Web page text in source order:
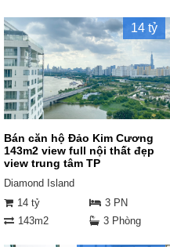
14 tỷ
Bán căn hộ Đảo Kim Cương
143m2 view full nội thất đẹp
view trung tâm TP
Diamond Island
14 tỷ
3 PN
143m2
3 Phòng